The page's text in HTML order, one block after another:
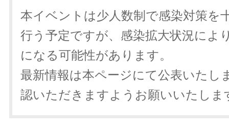
本イベントは少人数制で感染対策を
行う予定ですが、感染拡大状況によ
になる可能性があります。
最新情報は本ページにて公表いたし
認いただきますようお願いいたしま